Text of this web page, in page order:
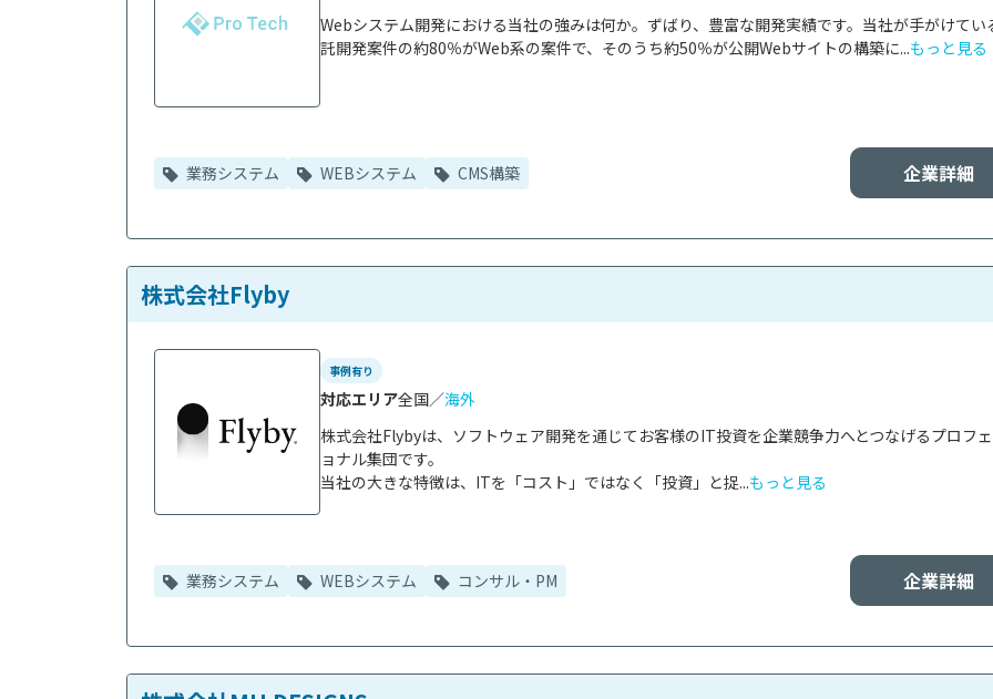
Webシステム開発における当社の強みは何か。ずばり、豊富な開発実績です。当社が手がけてい
託開発案件の約80％がWeb系の案件で、そのうち約50％が公開Webサイトの構築に...もっと見る
企業詳細
業務システム WEBシステム CMS構築
株式会社Flyby
株式会社Flybyは、ソフトウェア開発を通じてお客様のIT投資を企業競争力へとつなげるプロフ
ョナル集団です。
当社の大きな特徴は、ITを「コスト」ではなく「投資」と捉...もっと見る
事例有り
対応エリア全国／海外
企業詳細
業務システム WEBシステム コンサル・PM